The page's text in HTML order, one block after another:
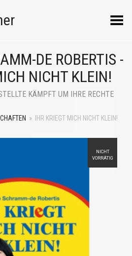
Menü umschalten
DE ROBERTIS -
NICHT KLEIN!
KÄMPFT UM IHRE RECHTE
» IHR KRIEGT MICH NICHT KLEIN!
NICHT
VORRÄTIG